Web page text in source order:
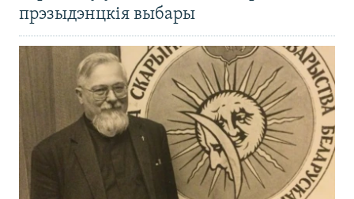
прэзыдэнцкія выбары